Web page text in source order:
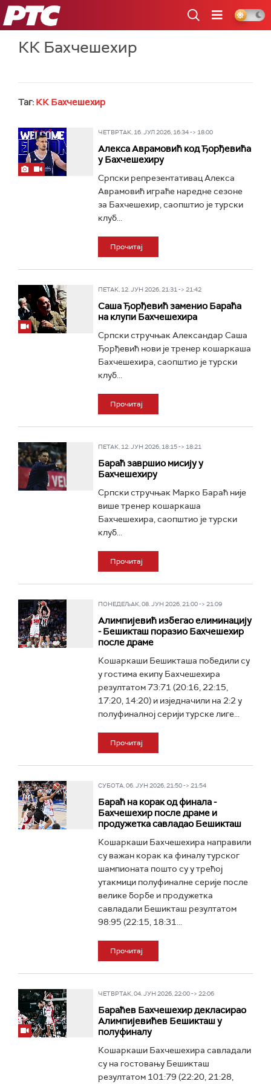
РТС
КК Бахчешехир
Таг: КК Бахчешехир
ЧЕТВРТАК, 16. ЈУЛ 2026, 16:34 -> 18:00
Алекса Аврамовић код Ђорђевића
у Бахчешехиру
Српски репрезентативац Алекса
Аврамовић играће наредне сезоне
за Бахчешехир, саопштио је турски
клуб...
Прочитај
ПЕТАК, 12. ЈУН 2026, 21:31 -> 21:42
Саша Ђорђевић заменио Бараћа
на клупи Бахчешехира
Српски стручњак Александар Саша
Ђорђевић нови је тренер кошаркаша
Бахчешехира, саопштио је турски
клуб...
Прочитај
ПЕТАК, 12. ЈУН 2026, 18:15 -> 18:21
Бараћ завршио мисију у
Бахчешехиру
Српски стручњак Марко Бараћ није
више тренер кошаркаша
Бахчешехира, саопштио је турски
клуб...
Прочитај
ПОНЕДЕЉАК, 08. ЈУН 2026, 21:00 -> 21:09
Алимпијевић избегао елиминацију
- Бешикташ поразио Бахчешехир
после драме
Кошаркаши Бешикташа победили су
у гостима екипу Бахчешехира
резултатом 73:71 (20:16, 22:15,
17:20, 14:20) и изједначили на 2:2 у
полуфиналној серији турске лиге...
Прочитај
СУБОТА, 06. ЈУН 2026, 21:50 -> 21:54
Бараћ на корак од финала -
Бахчешехир после драме и
продужетка савладао Бешикташ
Кошаркаши Бахчешехира направили
су важан корак ка финалу турског
шампионата пошто су у трећој
утакмици полуфиналне серије после
велике борбе и продужетка
савладали Бешикташ резултатом
98:95 (22:15, 18:31...
Прочитај
ЧЕТВРТАК, 04. ЈУН 2026, 22:00 -> 22:06
Бараћев Бахчешехир декласирао
Алимпијевићев Бешикташ у
полуфиналу
Кошаркаши Бахчешехира савладали
су на гостовању Бешикташ
резултатом 101:79 (22:20, 21:28,